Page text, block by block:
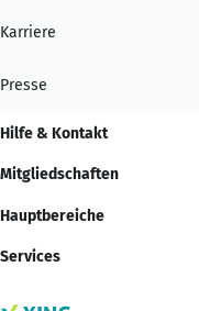
Karriere
Presse
Hilfe & Kontakt
Mitgliedschaften
Hauptbereiche
Services